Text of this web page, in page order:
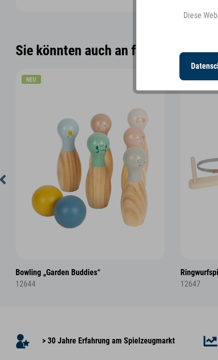
Sie könnten auch an folgenden
NEU
Bowling „Garden Buddies“
12644
NEU
12647
> 30 Jahre Erfahrung am Spielzeugmarkt
Diese